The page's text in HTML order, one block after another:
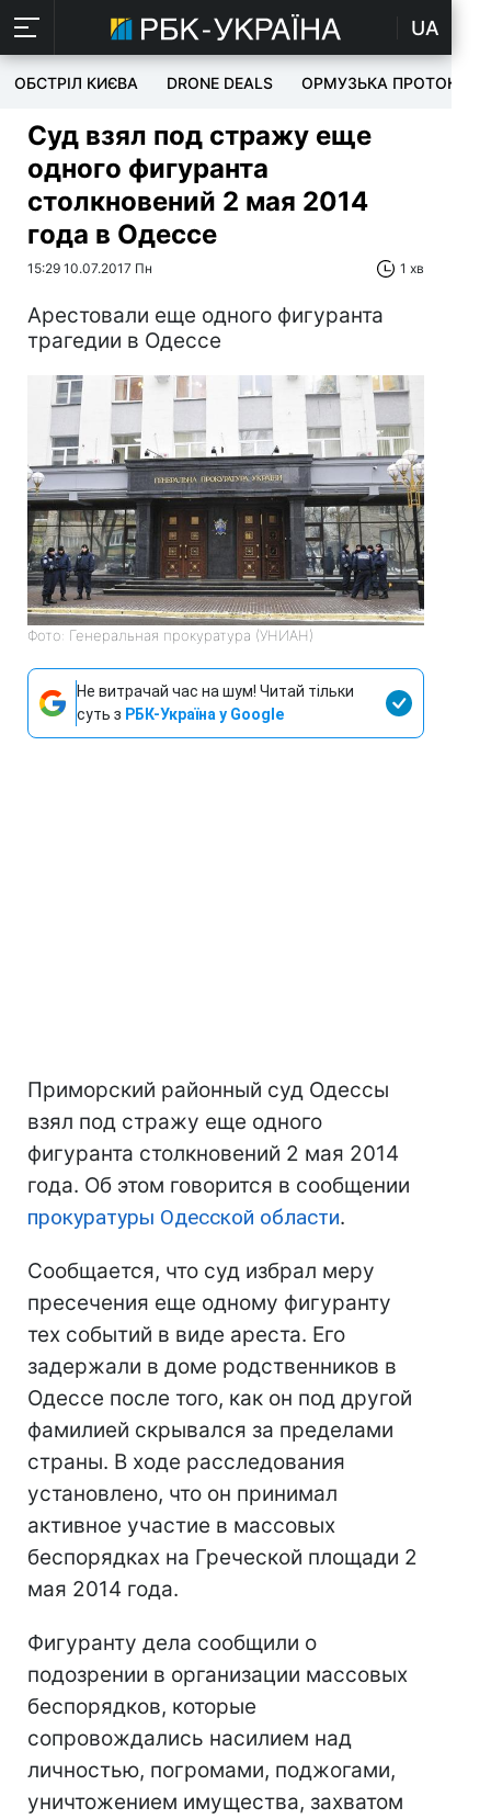
UA
ОБСТРІЛ КИЄВА DRONE DEALS ОРМУЗЬКА ПРОТОКА
Суд взял под стражу еще
одного фигуранта
столкновений 2 мая 2014
года в Одессе
15:29 10.07.2017 Пн 1 хв
Арестовали еще одного фигуранта
трагедии в Одессе
Фото: Генеральная прокуратура (УНИАН)
Не витрачай час на шум! Читай тільки
суть з РБК-Україна у Google
Приморский районный суд Одессы
взял под стражу еще одного
фигуранта столкновений 2 мая 2014
года. Об этом говорится в сообщении
прокуратуры Одесской области.
Сообщается, что суд избрал меру
пресечения еще одному фигуранту
тех событий в виде ареста. Его
задержали в доме родственников в
Одессе после того, как он под другой
фамилией скрывался за пределами
страны. В ходе расследования
установлено, что он принимал
активное участие в массовых
беспорядках на Греческой площади 2
мая 2014 года.
Фигуранту дела сообщили о
подозрении в организации массовых
беспорядков, которые
сопровождались насилием над
личностью, погромами, поджогами,
уничтожением имущества, захватом